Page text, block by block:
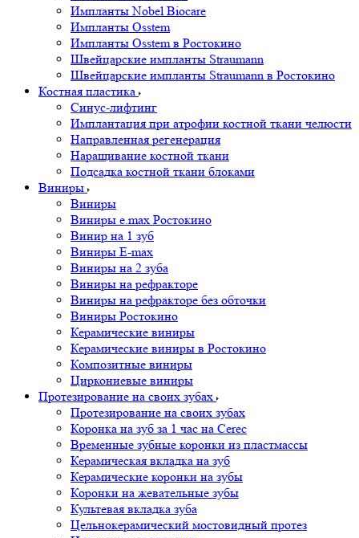
Импланты Nobel Biocare
Импланты Osstem
Импланты Osstem в Ростокино
Швейцарские импланты Straumann
Швейцарские импланты Straumann в Ростокино
Костная пластика
Cинус-лифтинг
Имплантация при атрофии костной ткани челюсти
Направленная регенерация
Наращивание костной ткани
Подсадка костной ткани блоками
Виниры
Виниры
Виниры e.max Ростокино
Винир на 1 зуб
Виниры E-max
Виниры на 2 зуба
Виниры на рефракторе
Виниры на рефракторе без обточки
Виниры Ростокино
Керамические виниры
Керамические виниры в Ростокино
Композитные виниры
Циркониевые виниры
Протезирование на своих зубах
Протезирование на своих зубах
Коронка на зуб за 1 час на Cerec
Временные зубные коронки из пластмассы
Керамическая вкладка на зуб
Керамические коронки на зубы
Коронки на жевательные зубы
Культевая вкладка зуба
Цельнокерамический мостовидный протез